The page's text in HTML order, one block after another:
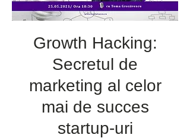
Growth Hacking:
Secretul de
marketing al celor
mai de succes
startup-uri